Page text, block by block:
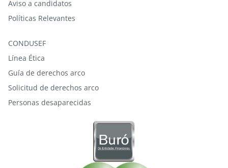
Aviso a candidatos
Políticas Relevantes
CONDUSEF
Línea Ética
Guía de derechos arco
Solicitud de derechos arco
Personas desaparecidas